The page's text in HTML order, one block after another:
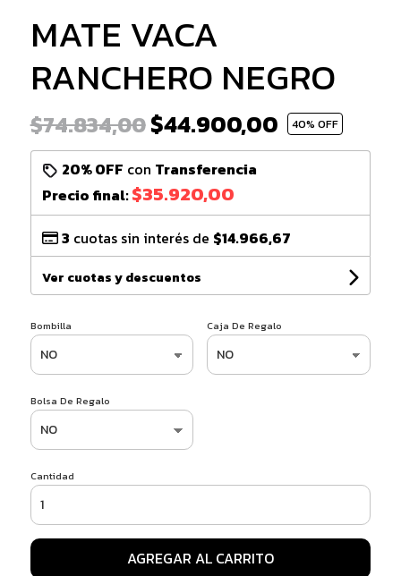
MATE VACA
RANCHERO NEGRO
$74.834,00$44.900,00 40% OFF
20% OFF con Transferencia
Precio final:$35.920,00
3 cuotas sin interés de $14.966,67
Ver cuotas y descuentos
Bombilla Caja De Regalo
Bolsa De Regalo
Cantidad
AGREGAR AL CARRITO